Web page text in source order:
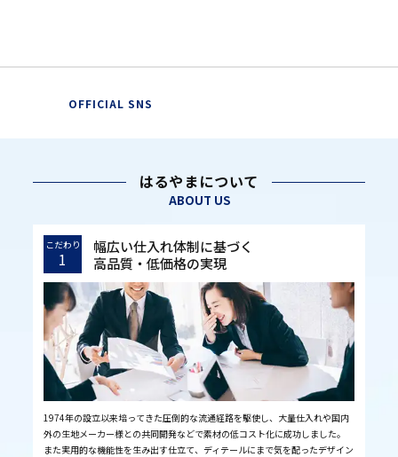
OFFICIAL SNS
はるやまについて
ABOUT US
こだわり
1
幅広い仕入れ体制に基づく
高品質・低価格の実現
1974年の設立以来培ってきた圧倒的な流通経路を駆使し、大量仕入れや国内
外の生地メーカー様との共同開発などで素材の低コスト化に成功しました。
また実用的な機能性を生み出す仕立て、ディテールにまで気を配ったデザイン